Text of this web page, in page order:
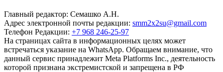
Главный редактор: Семашко А.Н.
Адрес электронной почты редакции: smm2x2su@gmail.com
Телефон Редакции: +7 968 246-25-97
На страницах сайта в информационных целях может
встречаться указание на WhatsApp. Обращаем внимание, что
данный сервис принадлежит Meta Platforms Inc., деятельность
которой признана экстремистской и запрещена в РФ